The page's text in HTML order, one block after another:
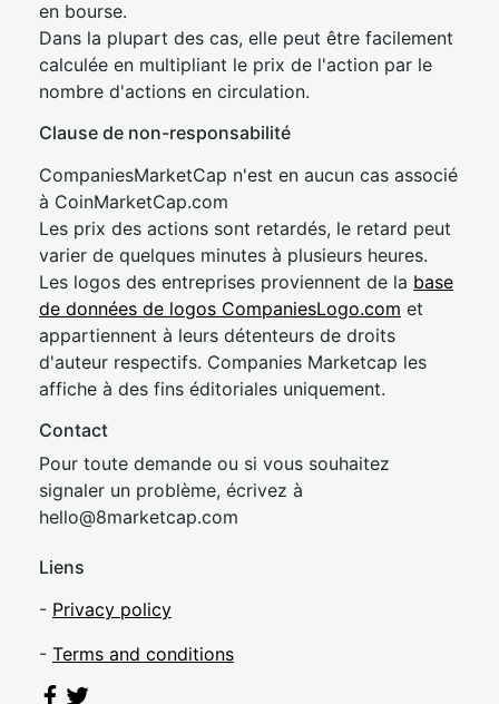
en bourse.
Dans la plupart des cas, elle peut être facilement
calculée en multipliant le prix de l'action par le
nombre d'actions en circulation.
Clause de non-responsabilité
CompaniesMarketCap n'est en aucun cas associé
à CoinMarketCap.com
Les prix des actions sont retardés, le retard peut
varier de quelques minutes à plusieurs heures.
Les logos des entreprises proviennent de la base
de données de logos CompaniesLogo.com et
appartiennent à leurs détenteurs de droits
d'auteur respectifs. Companies Marketcap les
affiche à des fins éditoriales uniquement.
Contact
Pour toute demande ou si vous souhaitez
signaler un problème, écrivez à
hello@8marketcap.com
Liens
- Privacy policy
- Terms and conditions